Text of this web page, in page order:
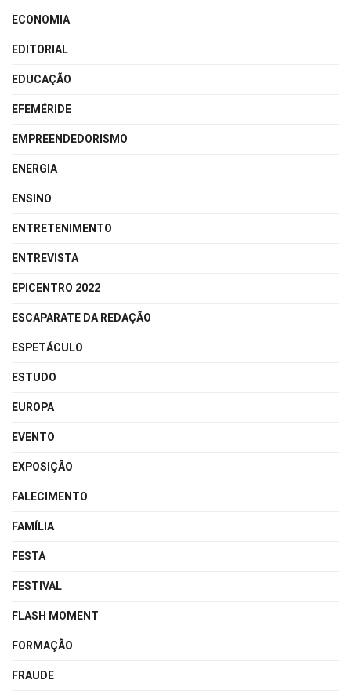
ECONOMIA
EDITORIAL
EDUCAÇÃO
EFEMÉRIDE
EMPREENDEDORISMO
ENERGIA
ENSINO
ENTRETENIMENTO
ENTREVISTA
EPICENTRO 2022
ESCAPARATE DA REDAÇÃO
ESPETÁCULO
ESTUDO
EUROPA
EVENTO
EXPOSIÇÃO
FALECIMENTO
FAMÍLIA
FESTA
FESTIVAL
FLASH MOMENT
FORMAÇÃO
FRAUDE